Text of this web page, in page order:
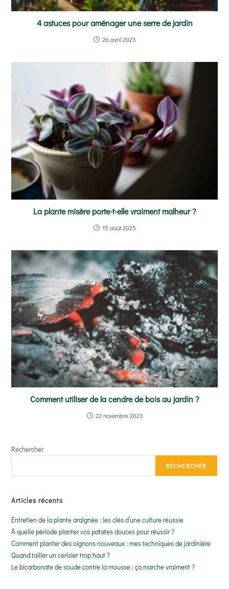
4 astuces pour aménager une serre de jardin
26 avril 2023
La plante misère porte-t-elle vraiment malheur ?
15 août 2025
Comment utiliser de la cendre de bois au jardin ?
22 novembre 2023
Rechercher
RECHERCHER
Articles récents
Entretien de la plante araignée : les clés d’une culture réussie
À quelle période planter vos patates douces pour réussir ?
Comment planter des oignons nouveaux : mes techniques de jardinière
Quand tailler un cerisier trop haut ?
Le bicarbonate de soude contre la mousse : ça marche vraiment ?